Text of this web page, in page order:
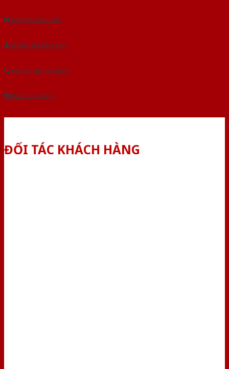
Gửi yêu cầu tư vấn
Tải báo giá tổng hợp
Yêu cầu gọi lại (3 phút)
Dành cho đại lý
ĐỐI TÁC KHÁCH HÀNG